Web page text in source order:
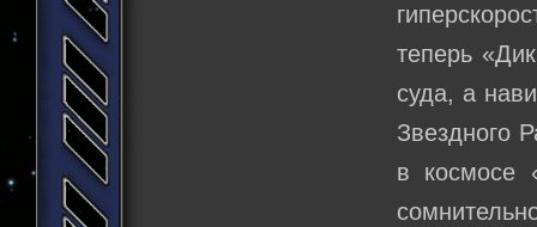
теперь
суда, а
Звездного
в космосе